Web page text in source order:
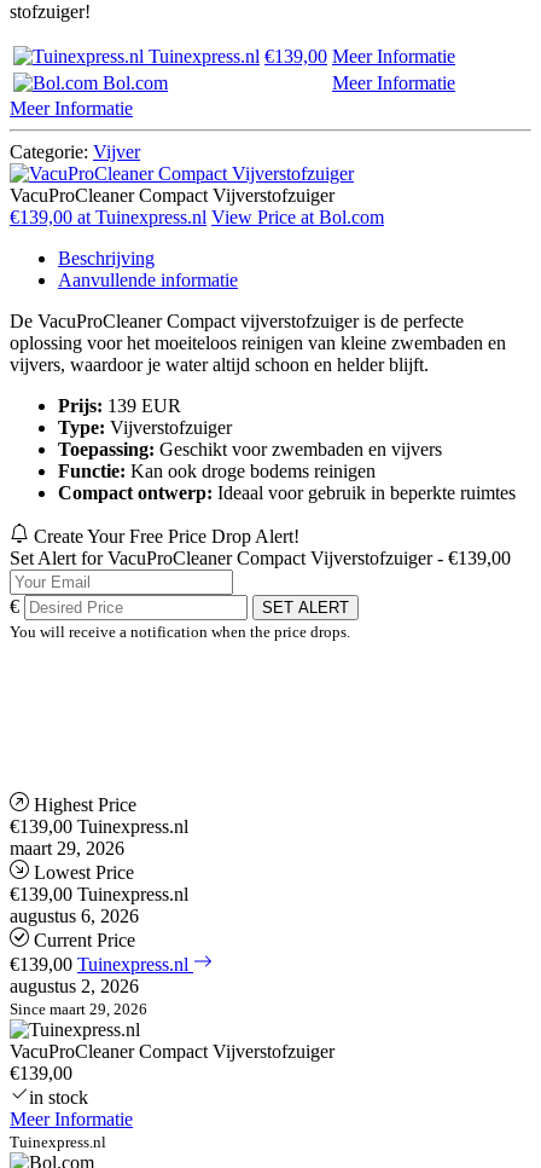
stofzuiger!
Tuinexpress.nl €139,00 Meer Informatie
Bol.com
Meer Informatie
Meer Informatie
Categorie: Vijver
VacuProCleaner Compact Vijverstofzuiger
€139,00 at Tuinexpress.nl View Price at Bol.com
Beschrijving
Aanvullende informatie
De VacuProCleaner Compact vijverstofzuiger is de perfecte
oplossing voor het moeiteloos reinigen van kleine zwembaden en
vijvers, waardoor je water altijd schoon en helder blijft.
Prijs: 139 EUR
Type: Vijverstofzuiger
Toepassing: Geschikt voor zwembaden en vijvers
Functie: Kan ook droge bodems reinigen
Compact ontwerp: Ideaal voor gebruik in beperkte ruimtes
Create Your Free Price Drop Alert!
Set Alert for VacuProCleaner Compact Vijverstofzuiger - €139,00
€
SET ALERT
You will receive a notification when the price drops.
Highest Price
€139,00 Tuinexpress.nl
maart 29, 2026
Lowest Price
€139,00 Tuinexpress.nl
augustus 6, 2026
Current Price
€139,00 Tuinexpress.nl
augustus 2, 2026
Since maart 29, 2026
VacuProCleaner Compact Vijverstofzuiger
€139,00
in stock
Meer Informatie
Tuinexpress.nl